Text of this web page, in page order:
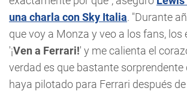
una charla con Sky Italia. "Durante
que voy a Monza y veo a los fans, los
'¡Ven a Ferrari!' y me calienta el
verdad es que bastante sorprendente
haya pilotado para Ferrari después